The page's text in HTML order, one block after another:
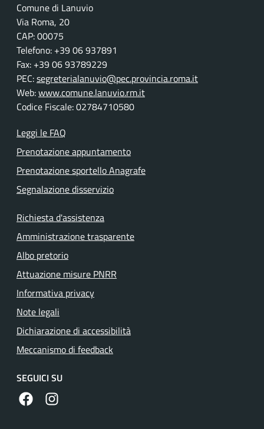
Comune di Lanuvio
Via Roma, 20
CAP: 00075
Telefono: +39 06 937891
Fax: +39 06 93789229
PEC:segreterialanuvio@pec.provincia.roma.it
Web:www.comune.lanuvio.rm.it
Codice Fiscale: 02784710580
Leggi le FAQ
Prenotazione appuntamento
Prenotazione sportello Anagrafe
Segnalazione disservizio
Richiesta d'assistenza
Amministrazione trasparente
Albo pretorio
Attuazione misure PNRR
Informativa privacy
Note legali
Dichiarazione di accessibilità
Meccanismo di feedback
SEGUICI SU
https://www.facebook.com/comunedilanuvio/